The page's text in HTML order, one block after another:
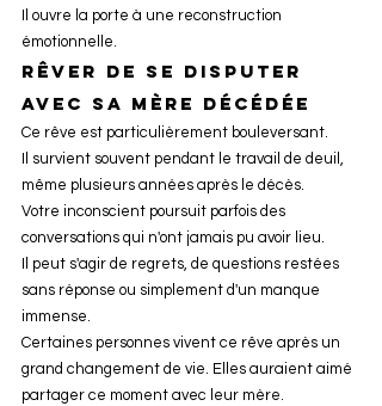
Il ouvre la porte à une reconstruction
émotionnelle.
Rêver de se disputer
avec sa mère décédée
Ce rêve est particulièrement bouleversant.
Il survient souvent pendant le travail de deuil,
même plusieurs années après le décès.
Votre inconscient poursuit parfois des
conversations qui n'ont jamais pu avoir lieu.
Il peut s'agir de regrets, de questions restées
sans réponse ou simplement d'un manque
immense.
Certaines personnes vivent ce rêve après un
grand changement de vie. Elles auraient aimé
partager ce moment avec leur mère.